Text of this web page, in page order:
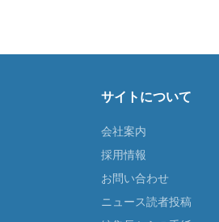
サイトについて
会社案内
採用情報
お問い合わせ
ニュース読者投稿